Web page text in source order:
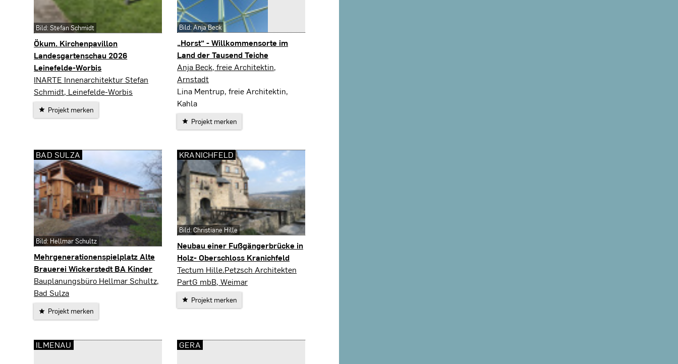
Ökum. Kirchenpavillon
Landesgartenschau 2026
Leinefelde-Worbis
Leinefelde-Worbis
INARTE Innenarchitektur Stefan
Schmidt, Leinefelde-Worbis
Projekt merken
Bild: Stefan Schmidt
„Horst“ - Willkommensorte im
Land der Tausend Teiche
Dreba
Anja Beck, freie Architektin,
Arnstadt
Lina Mentrup, freie Architektin,
Kahla
Projekt merken
Bild: Anja Beck
Mehrgenerationenspielplatz Alte
Brauerei Wickerstedt BA Kinder
Bad Sulza
Bauplanungsbüro Hellmar Schultz,
Bad Sulza
Projekt merken
BAD SULZA
Bild: Hellmar Schultz
Neubau einer Fußgängerbrücke in
Holz- Oberschloss Kranichfeld
Kranichfeld
Tectum Hille.Petzsch Architekten
PartG mbB, Weimar
Projekt merken
KRANICHFELD
Bild: Christiane Hille
ILMENAU GERA